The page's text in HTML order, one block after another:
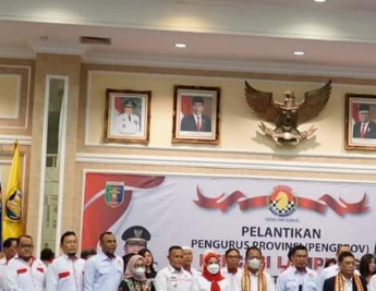
Wafid Buka-bukaan Soal Proyek
Tender Hambalang
Di Ekonomi, Politik, Wisata & Budaya
Desember
4, 2012